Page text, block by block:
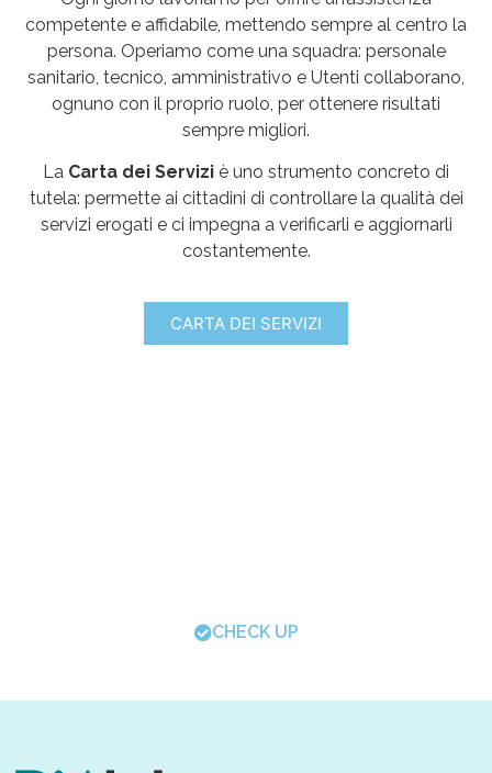
competente e affidabile, mettendo sempre al centro la
persona. Operiamo come una squadra: personale
sanitario, tecnico, amministrativo e Utenti collaborano,
ognuno con il proprio ruolo, per ottenere risultati
sempre migliori.
La Carta dei Servizi è uno strumento concreto di
tutela: permette ai cittadini di controllare la qualità dei
servizi erogati e ci impegna a verificarli e aggiornarli
costantemente.
CARTA DEI SERVIZI
CHECK UP